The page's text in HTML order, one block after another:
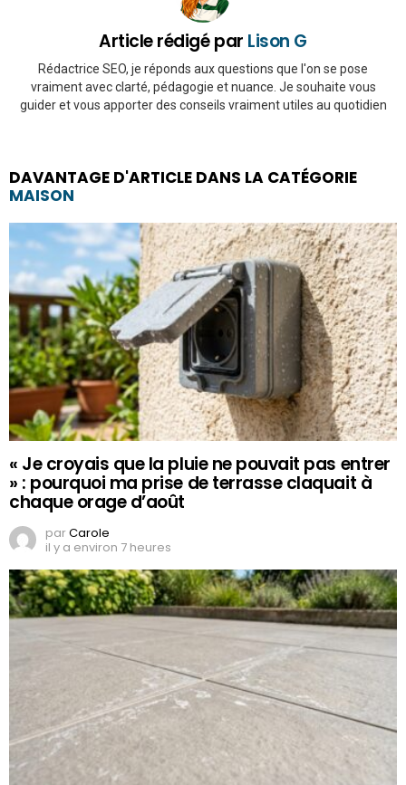
Article rédigé par Lison G
Rédactrice SEO, je réponds aux questions que l'on se pose
vraiment avec clarté, pédagogie et nuance. Je souhaite vous
guider et vous apporter des conseils vraiment utiles au quotidien
DAVANTAGE D'ARTICLE DANS LA CATÉGORIE
MAISON
« Je croyais que la pluie ne pouvait pas entrer
» : pourquoi ma prise de terrasse claquait à
chaque orage d’août
parCarole
il y a environ 7 heures